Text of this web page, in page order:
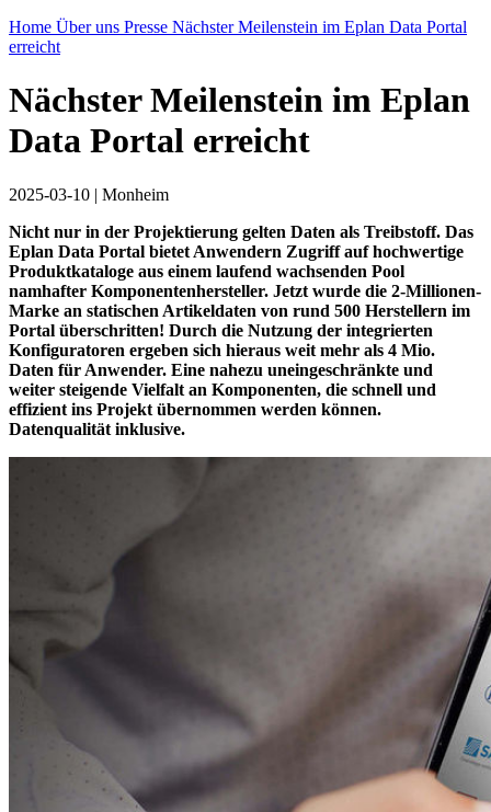
Home Über uns Presse Nächster Meilenstein im Eplan Data Portal
erreicht
Nächster Meilenstein im Eplan
Data Portal erreicht
2025-03-10 | Monheim
Nicht nur in der Projektierung gelten Daten als Treibstoff. Das
Eplan Data Portal bietet Anwendern Zugriff auf hochwertige
Produktkataloge aus einem laufend wachsenden Pool
namhafter Komponentenhersteller. Jetzt wurde die 2-Millionen-
Marke an statischen Artikeldaten von rund 500 Herstellern im
Portal überschritten! Durch die Nutzung der integrierten
Konfiguratoren ergeben sich hieraus weit mehr als 4 Mio.
Daten für Anwender. Eine nahezu uneingeschränkte und
weiter steigende Vielfalt an Komponenten, die schnell und
effizient ins Projekt übernommen werden können.
Datenqualität inklusive.